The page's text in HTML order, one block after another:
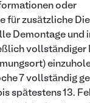
oder
für zusätzliche
Demontage und
vollständiger
7 vollständig
spätestens 13.